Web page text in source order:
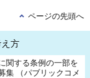
ページの先頭へ
方
関する条例の一部を
集 （パブリックコメ